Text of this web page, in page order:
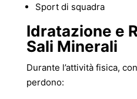
Sport di squadra
Idratazione e
Sali Minerali
Durante l’attività fisica,
perdono: